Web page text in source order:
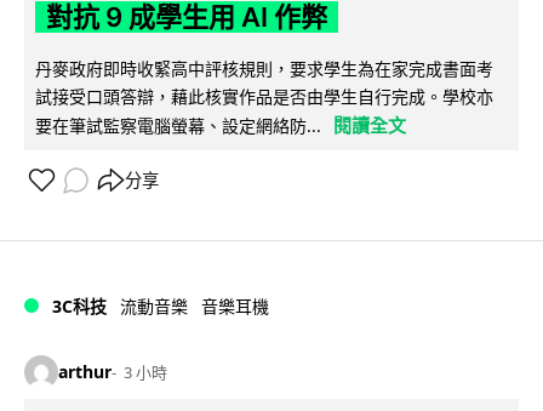
對抗 9 成學生用 AI 作弊
丹麥政府即時收緊高中評核規則，要求學生為在家完成書面考
試接受口頭答辯，藉此核實作品是否由學生自行完成。學校亦
要在筆試監察電腦螢幕、設定網絡防...
閱讀全文
分享
3C科技 流動音樂 音樂耳機
arthur 3 小時